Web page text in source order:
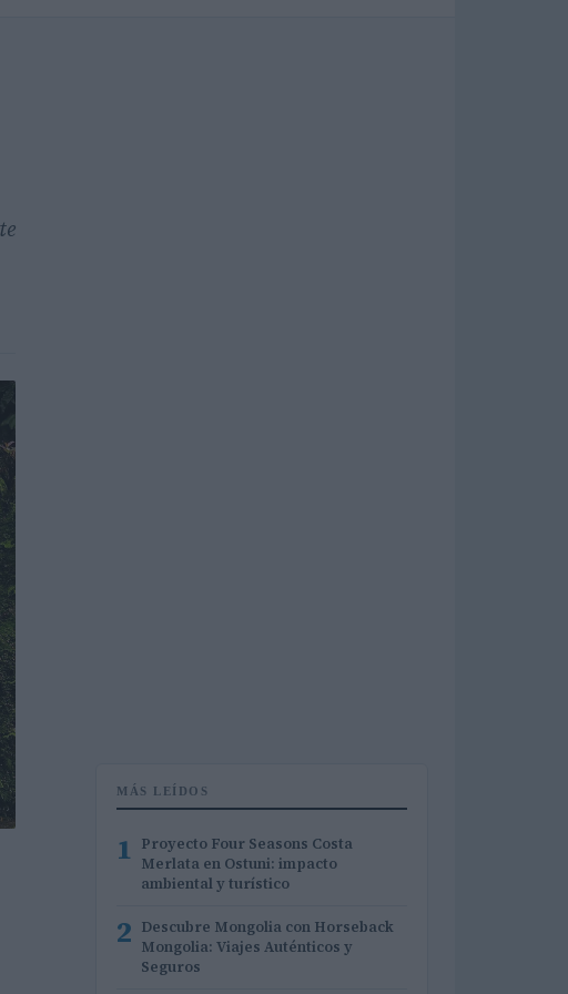
MÁS LEÍDOS
1 Proyecto Four Seasons Costa
Merlata en Ostuni: impacto
ambiental y turístico
2 Descubre Mongolia con Horseback
Mongolia: Viajes Auténticos y
Seguros